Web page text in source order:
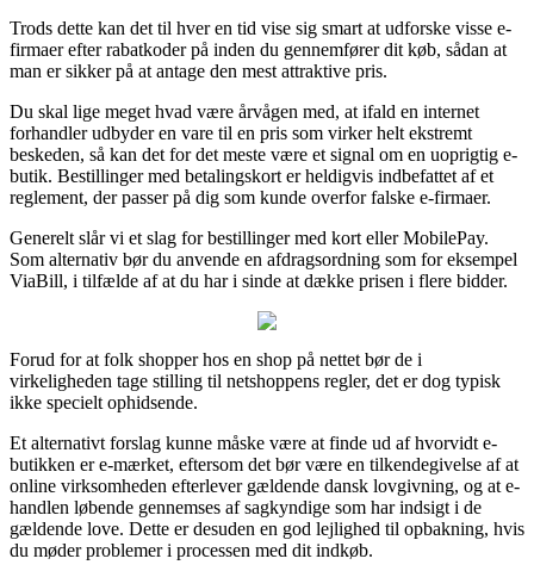
Trods dette kan det til hver en tid vise sig smart at udforske visse e-
firmaer efter rabatkoder på inden du gennemfører dit køb, sådan at
man er sikker på at antage den mest attraktive pris.
Du skal lige meget hvad være årvågen med, at ifald en internet
forhandler udbyder en vare til en pris som virker helt ekstremt
beskeden, så kan det for det meste være et signal om en uoprigtig e-
butik. Bestillinger med betalingskort er heldigvis indbefattet af et
reglement, der passer på dig som kunde overfor falske e-firmaer.
Generelt slår vi et slag for bestillinger med kort eller MobilePay.
Som alternativ bør du anvende en afdragsordning som for eksempel
ViaBill, i tilfælde af at du har i sinde at dække prisen i flere bidder.
Forud for at folk shopper hos en shop på nettet bør de i
virkeligheden tage stilling til netshoppens regler, det er dog typisk
ikke specielt ophidsende.
Et alternativt forslag kunne måske være at finde ud af hvorvidt e-
butikken er e-mærket, eftersom det bør være en tilkendegivelse af at
online virksomheden efterlever gældende dansk lovgivning, og at e-
handlen løbende gennemses af sagkyndige som har indsigt i de
gældende love. Dette er desuden en god lejlighed til opbakning, hvis
du møder problemer i processen med dit indkøb.